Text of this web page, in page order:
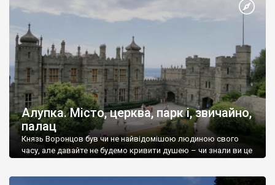
Алупка. Місто, церква, парк і, звичайно,
палац
Князь Воронцов був чи не найвідомішою людиною свого
часу, але давайте не будемо кривити душею – чи знали ви це